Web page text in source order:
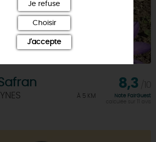
À 5 KM
8,3
Note FairGuest
calculée sur 11 avis
Je refuse
Choisir
J'accepte